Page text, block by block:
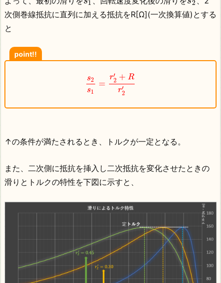
1 2
次側巻線抵抗に直列に加える抵抗をR[Ω](一次換算値)とする
と
point!!
s2
s1
=
r′
2 + R
r′
2
↑の条件が満たされるとき、トルクが一定となる。
また、二次側に抵抗を挿入し二次抵抗を変化させたときの
滑りとトルクの特性を下図に示すと、